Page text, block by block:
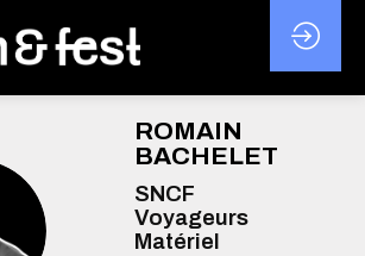
ROMAIN
BACHELET
SNCF
Voyageurs
Matériel